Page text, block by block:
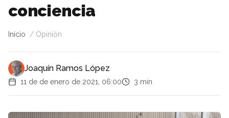
conciencia
Inicio Opinión
Joaquín Ramos López
11 de de enero de 2021, 06:00 3 min